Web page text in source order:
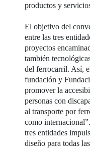
productos y
El objetivo del
entre las tres
proyectos
también
del ferrocarril. Así,
fundación y
promover la
personas con
al transporte por
como
tres entidades
diseño para todas